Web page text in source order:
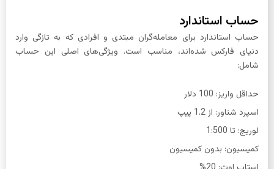
حساب استاندارد
حساب استاندارد برای معامله‌گران مبتدی و افرادی که به تازگی وارد
دنیای فارکس شده‌اند، مناسب است. ویژگی‌های اصلی این حساب
شامل:
حداقل واریز: 100 دلار
اسپرد شناور: از 1.2 پیپ
لوریج: تا 1:500
کمیسیون: بدون کمیسیون